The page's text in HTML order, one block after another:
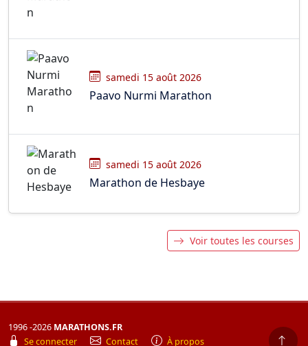
samedi 15 août 2026
Paavo Nurmi Marathon
samedi 15 août 2026
Marathon de Hesbaye
Voir toutes les courses
1996 -2026 MARATHONS.FR
Se connecter
Contact À propos